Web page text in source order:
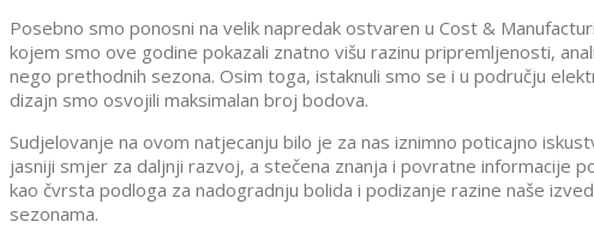
Posebno smo ponosni na velik napredak ostvaren u Cost &
kojem smo ove godine pokazali znatno višu razinu pripremljenosti,
nego prethodnih sezona. Osim toga, istaknuli smo se i u području
dizajn smo osvojili maksimalan broj bodova.
Sudjelovanje na ovom natjecanju bilo je za nas iznimno poticajno
jasniji smjer za daljnji razvoj, a stečena znanja i povratne informacije
kao čvrsta podloga za nadogradnju bolida i podizanje razine naše
sezonama.